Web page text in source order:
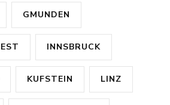
GMUNDEN
INNSBRUCK
KUFSTEIN LINZ